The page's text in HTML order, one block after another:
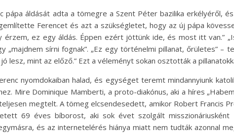
pápa áldását adta a tömegre a Szent Péter bazilika erkélyéről,
Ferencet és azt a szükségletet, hogy az új pápa
érzem, ez egy áldás. Éppen ezért jöttünk ide, és most itt van.”
„majdnem sírni fognak”. „Ez egy történelmi pillanat, őrületes”
lesz, mint az előző.” Ezt a véleményt sokan osztották a
nyomdokaiban halad, és egységet teremt mindannyiunk
Mire Dominique Mamberti, a proto-diakónus, aki a híres
megtelt. A tömeg elcsendesedett, amikor Robert Francis
69 éves bíborost, aki sok évet szolgált
és az internetelérés hiánya miatt nem tudták azonnal